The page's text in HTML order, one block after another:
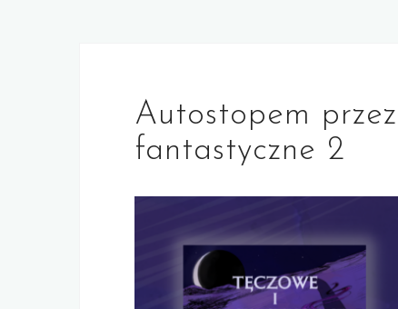
Autostopem
fantastyczne 2